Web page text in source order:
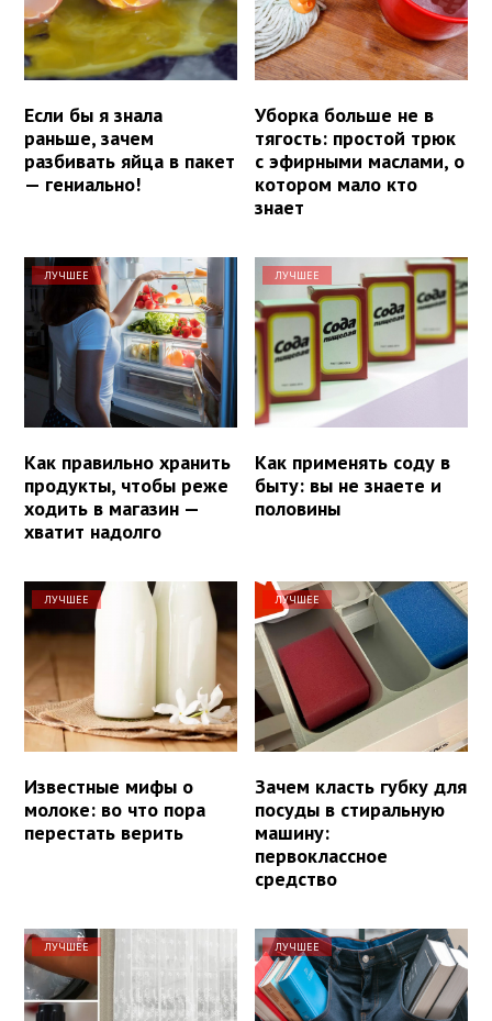
Если бы я знала
раньше, зачем
разбивать яйца в пакет
— гениально!
Уборка больше не в
тягость: простой трюк
с эфирными маслами, о
котором мало кто
знает
ЛУЧШЕЕ
Как правильно хранить
продукты, чтобы реже
ходить в магазин —
хватит надолго
ЛУЧШЕЕ
Как применять соду в
быту: вы не знаете и
половины
ЛУЧШЕЕ
Известные мифы о
молоке: во что пора
перестать верить
ЛУЧШЕЕ
Зачем класть губку для
посуды в стиральную
машину:
первоклассное
средство
ЛУЧШЕЕ ЛУЧШЕЕ